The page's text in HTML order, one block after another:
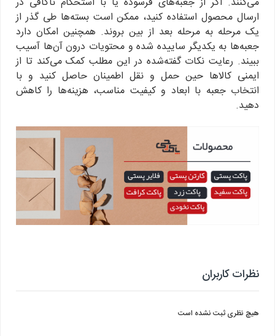
ارسال محصول استفاده کنید، ممکن است بسته‌ها طی گذر از
یک مرحله به مرحله بعد از بین بروند. همچنین امکان دارد
جعبه‌ها به یکدیگر ساییده شده و محتویات درون آن‌ها آسیب
ببیند. رعایت نکات گفته‌شده در این مطلب کمک می‌کند تا از
ایمنی کالاها حین حمل و نقل اطمینان حاصل کنید و با
انتخاب جعبه با ابعاد و کیفیت مناسب، هزینه‌ها را کاهش
دهید.
نظرات کاربران
هیچ نظری ثبت نشده است